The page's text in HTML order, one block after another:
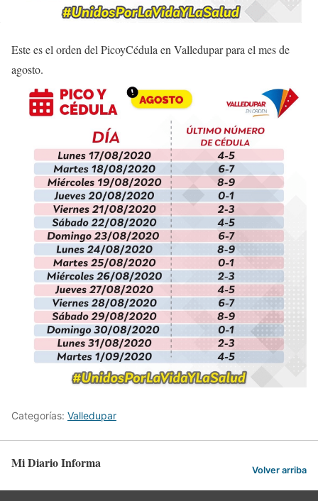
Este es el orden del PicoyCédula en Valledupar para el mes de
agosto.
Categorías: Valledupar
Mi Diario Informa Volver arriba